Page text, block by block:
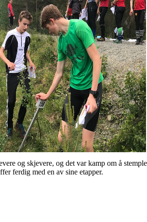
og skjevere, og det var kamp om å stemple
ferdig med en av sine etapper.